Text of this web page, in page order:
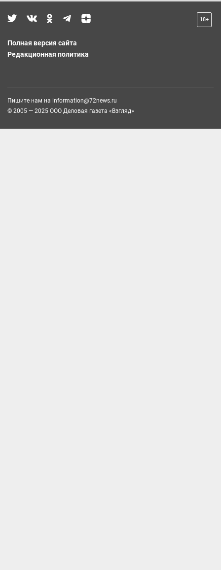
18+
Полная версия сайта
Редакционная политика
Пишите нам на information@72news.ru
© 2005 — 2025 ООО Деловая газета «Взгляд»